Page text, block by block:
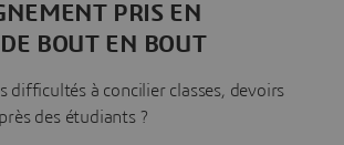
PRIS EN
BOUT EN BOUT
difficultés à concilier classes, devoirs
des étudiants ?